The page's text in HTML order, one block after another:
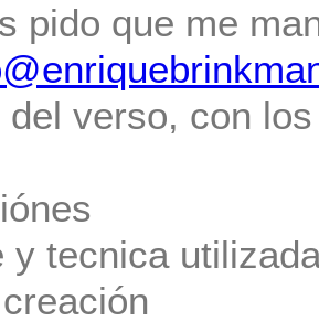
pido que me
del verso, con
y tecnica